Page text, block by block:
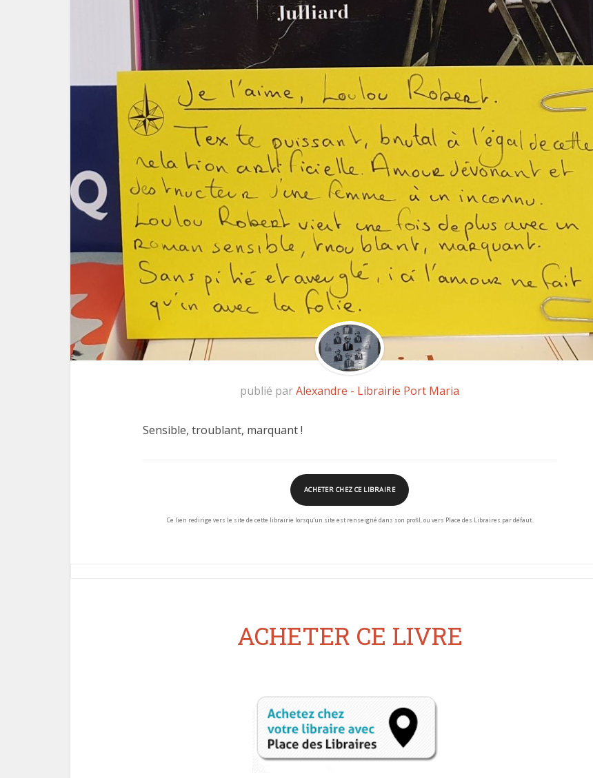
publié parAlexandre - Librairie Port Maria
Sensible, troublant, marquant !
ACHETER CHEZ CE LIBRAIRE
Ce lien redirige vers le site de cette librairie lorsqu’un site est renseigné dans son profil, ou vers Place des Libraires par défaut.
ACHETER CE LIVRE